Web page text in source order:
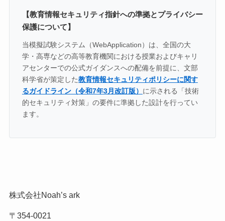
【教育情報セキュリティ指針への準拠とプライバシー
保護について】
当模擬試験システム（WebApplication）は、全国の大
学・高専などの高等教育機関における授業およびキャリ
アセンターでの公式ガイダンスへの配備を前提に、文部
科学省が策定した教育情報セキュリティポリシーに関す
るガイドライン（令和7年3月改訂版） に示される「技術
的セキュリティ対策」の要件に準拠した設計を行ってい
ます。
株式会社Noah’s ark
〒354-0021